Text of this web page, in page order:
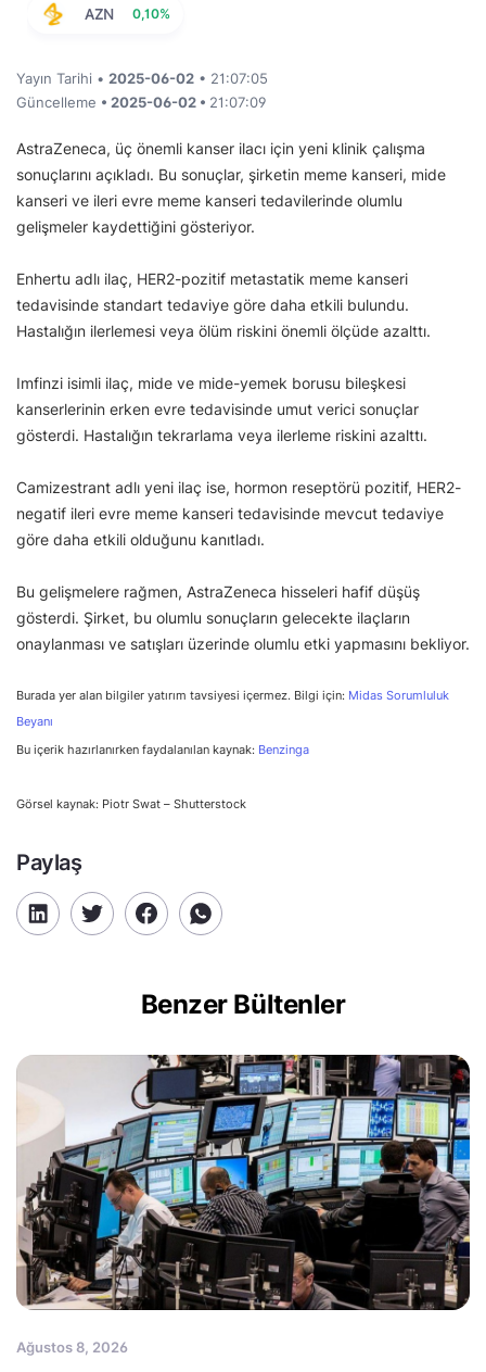
AZN 0,10%
Yayın Tarihi • 2025-06-02 • 21:07:05
Güncelleme • 2025-06-02 • 21:07:09
AstraZeneca, üç önemli kanser ilacı için yeni klinik çalışma
sonuçlarını açıkladı. Bu sonuçlar, şirketin meme kanseri, mide
kanseri ve ileri evre meme kanseri tedavilerinde olumlu
gelişmeler kaydettiğini gösteriyor.
Enhertu adlı ilaç, HER2-pozitif metastatik meme kanseri
tedavisinde standart tedaviye göre daha etkili bulundu.
Hastalığın ilerlemesi veya ölüm riskini önemli ölçüde azalttı.
Imfinzi isimli ilaç, mide ve mide-yemek borusu bileşkesi
kanserlerinin erken evre tedavisinde umut verici sonuçlar
gösterdi. Hastalığın tekrarlama veya ilerleme riskini azalttı.
Camizestrant adlı yeni ilaç ise, hormon reseptörü pozitif, HER2-
negatif ileri evre meme kanseri tedavisinde mevcut tedaviye
göre daha etkili olduğunu kanıtladı.
Bu gelişmelere rağmen, AstraZeneca hisseleri hafif düşüş
gösterdi. Şirket, bu olumlu sonuçların gelecekte ilaçların
onaylanması ve satışları üzerinde olumlu etki yapmasını bekliyor.
Burada yer alan bilgiler yatırım tavsiyesi içermez. Bilgi için: Midas Sorumluluk
Beyanı
Bu içerik hazırlanırken faydalanılan kaynak: Benzinga
Görsel kaynak: Piotr Swat – Shutterstock
Paylaş
Benzer Bültenler
Ağustos 8, 2026